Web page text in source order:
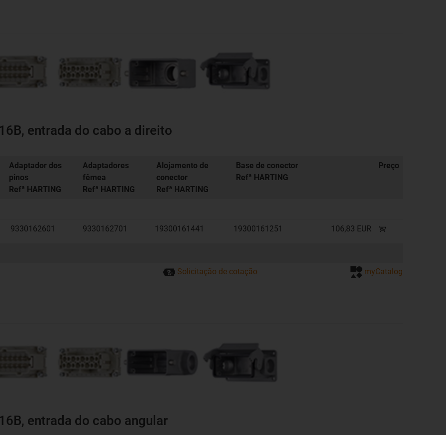
entrada do cabo a direito
Adaptador dos
pinos
Refª HARTING
Adaptadores
fêmea
Refª HARTING
Alojamento de
conector
Refª HARTING
Base de conector
Refª HARTING
Preço
9330162601 9330162701 19300161441 19300161251 106,83 EUR
Solicitação de cotação myCatalog
entrada do cabo angular